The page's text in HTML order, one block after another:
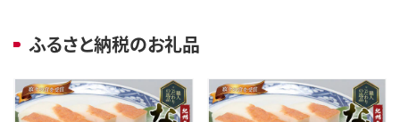
ふるさと納税のお礼品